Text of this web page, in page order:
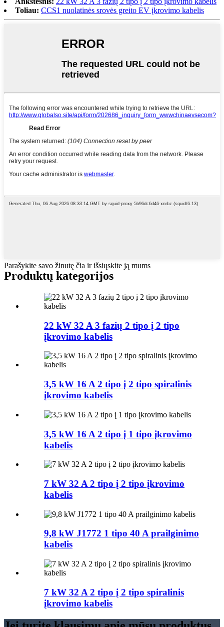
Toliau: CCS1 nuolatinės srovės greito EV įkrovimo kabelis
Parašykite savo žinutę čia ir išsiųskite ją mums
Produktų kategorijos
22 kW 32 A 3 fazių 2 tipo į 2 tipo
įkrovimo kabelis
3,5 kW 16 A 2 tipo į 2 tipo spiralinis
įkrovimo kabelis
3,5 kW 16 A 2 tipo į 1 tipo įkrovimo
kabelis
7 kW 32 A 2 tipo į 2 tipo įkrovimo
kabelis
9,8 kW J1772 1 tipo 40 A prailginimo
kabelis
7 kW 32 A 2 tipo į 2 tipo spiralinis
įkrovimo kabelis